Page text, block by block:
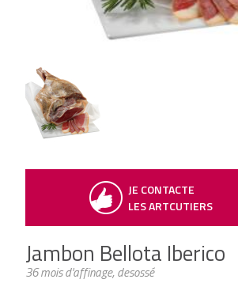
JE CONTACTE
LES ARTCUTIERS
Jambon Bellota Iberico
36 mois d'affinage, desossé